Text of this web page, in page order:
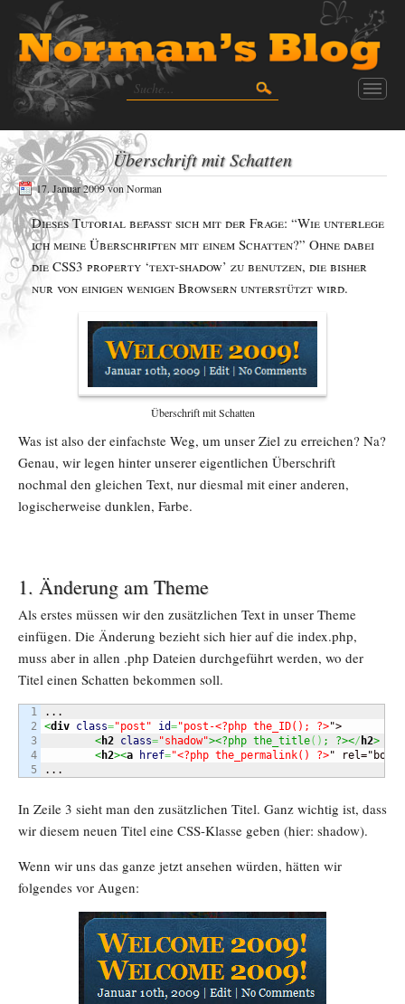
Überschrift mit Schatten
17. Januar 2009von Norman
Dieses Tutorial befasst sich mit der Frage: “Wie unterlege
ich meine Überschriften mit einem Schatten?” Ohne dabei
die CSS3 property ‘text-shadow’ zu benutzen, die bisher
nur von einigen wenigen Browsern unterstützt wird.
Überschrift mit Schatten
Was ist also der einfachste Weg, um unser Ziel zu erreichen? Na?
Genau, wir legen hinter unserer eigentlichen Überschrift
nochmal den gleichen Text, nur diesmal mit einer anderen,
logischerweise dunklen, Farbe.
1. Änderung am Theme
Als erstes müssen wir den zusätzlichen Text in unser Theme
einfügen. Die Änderung bezieht sich hier auf die index.php,
muss aber in allen .php Dateien durchgeführt werden, wo der
Titel einen Schatten bekommen soll.
1
2
3
4
<div class="post" id="post-<?php the_ID(); ?>">
<h2 class="shadow"><?php the_title( ) ; ?></ h2>
<h2><a href="<?php the_permalink() ?>"
...
In Zeile 3 sieht man den zusätzlichen Titel. Ganz wichtig ist, dass
wir diesem neuen Titel eine CSS-Klasse geben (hier: shadow).
Wenn wir uns das ganze jetzt ansehen würden, hätten wir
folgendes vor Augen: